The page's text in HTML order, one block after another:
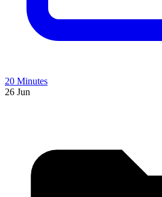
20 Minutes
26 Jun